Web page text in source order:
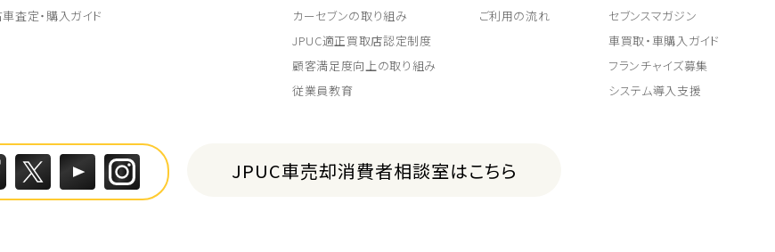
査定・購入ガイド
カーセブンの取り組み
JPUC適正買取店認定制度
顧客満足度向上の取り組み
従業員教育
ご利用の流れ
セブンスマガジン
車買取・車購入ガイド
フランチャイズ募集
システム導入支援
JPUC車売却消費者相談室はこちら